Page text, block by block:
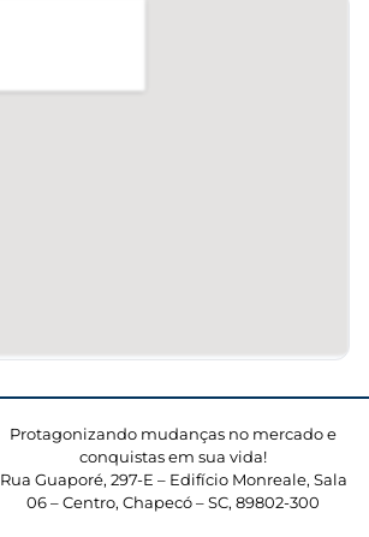
Protagonizando mudanças no mercado e
conquistas em sua vida!
Rua Guaporé, 297-E – Edifício Monreale, Sala
06 – Centro, Chapecó – SC, 89802-300